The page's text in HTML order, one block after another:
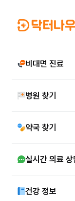
비대면 진료
병원 찾기
약국 찾기
실시간 의료 상
건강 정보